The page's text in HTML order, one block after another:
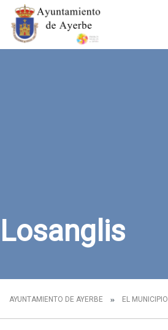
Losanglis
AYUNTAMIENTO DE AYERBE EL MUNICIPIO